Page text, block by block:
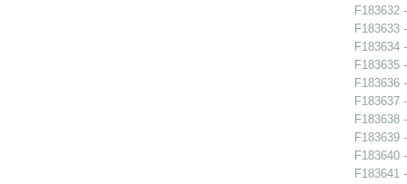
F183632
F183633
F183634
F183635
F183636
F183637
F183638
F183639
F183640
F183641